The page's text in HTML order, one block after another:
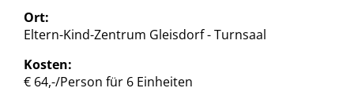
Ort:
Eltern-Kind-Zentrum Gleisdorf - Turnsaal
Kosten:
€ 64,-/Person für 6 Einheiten